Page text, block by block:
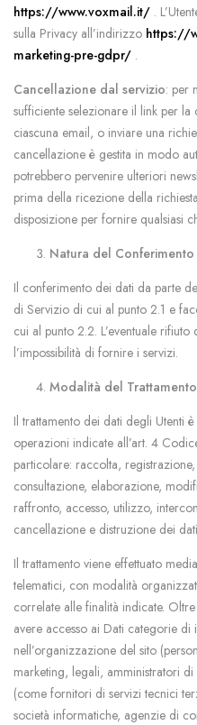
https://www.voxmail.it/ .
sulla Privacy all’indirizzo https://
marketing-pre-gdpr/ .
Cancellazione dal servizio: per
sufficiente selezionare il link per
ciascuna email, o inviare una
cancellazione è gestita in modo
potrebbero pervenire ulteriori
prima della ricezione della
disposizione per fornire qualsiasi
Natura del
Il conferimento dei dati da parte
di Servizio di cui al punto 2.1 e
cui al punto 2.2. L’eventuale
l’impossibilità di fornire i servizi.
Modalità del
Il trattamento dei dati degli Utenti
operazioni indicate all’art. 4
particolare: raccolta,
consultazione, elaborazione,
raffronto, accesso, utilizzo,
cancellazione e distruzione dei
Il trattamento viene effettuato
telematici, con modalità
correlate alle finalità indicate.
avere accesso ai Dati categorie di
nell’organizzazione del sito
marketing, legali, amministratori
(come fornitori di servizi tecnici
società informatiche, agenzie di